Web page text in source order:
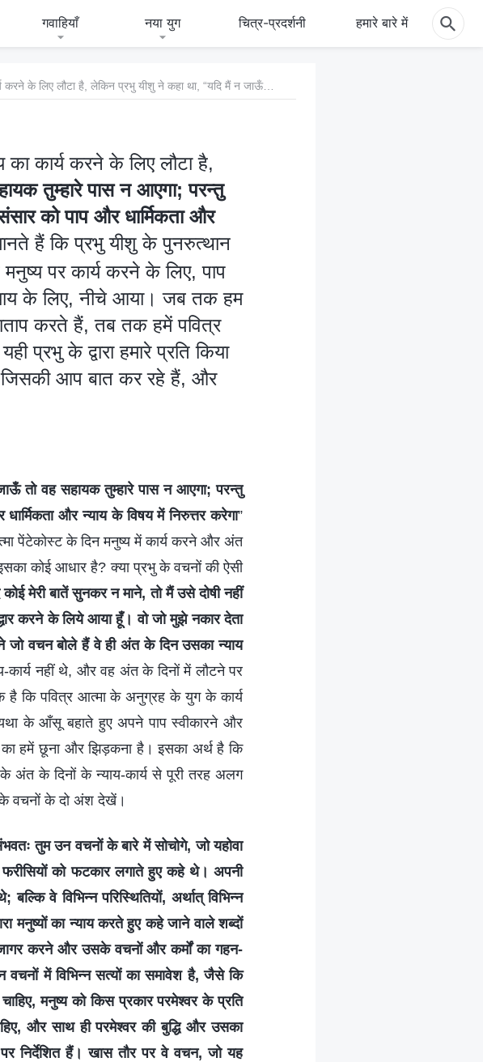
गवाहियाँ नया युग चित्र-प्रदर्शनी हमारे बारे में
5. आप गवाही देते हैं कि प्रभु अंतिम दिनों के न्याय का कार्य करने के लिए लौटा है, लेकिन प्रभु यीशु ने कहा था, “यदि मैं न जाऊँ तो वह सहायक तुम्हारे पास न आएगा; परन्तु यदि मैं जाऊँगा, तो उसे तुम्हारे पास भेजूँगा। वह आकर संसार को पाप और धार्मिकता और न्याय के विषय में निरुत्तर करेगा” (यूहन्ना 16:7-8)। हम मानते हैं कि प्रभु यीशु के पुनरुत्थान और आरोहण के बाद, पवित्र आत्मा पिन्तेकुस्त के दौरान मनुष्य पर कार्य करने के लिए, पाप की दुनिया को फटकारने के लिए, और धार्मिकता तथा न्याय के लिए, नीचे आया। जब तक हम अपने पापों को स्वीकार करते हैं और प्रभु के प्रति पश्चाताप करते हैं, तब तक हमें पवित्र आत्मा द्वारा तिरस्कृत और अनुशासित किया जाएगा, और यही प्रभु के द्वारा हमारे प्रति किया गया न्याय है। तो आखिर, अंतिम दिनों के न्याय के कार्य जिसकी आप बात कर रहे हैं, और प्रभु यीशु के कार्य के बीच क्या अंतर है?
कार्य करने के लिए लौटा है,
तुम्हारे पास न आएगा; परन्तु
को पाप और धार्मिकता और
हैं कि प्रभु यीशु के पुनरुत्थान
पर कार्य करने के लिए, पाप
के लिए, नीचे आया। जब तक हम
करते हैं, तब तक हमें पवित्र
प्रभु के द्वारा हमारे प्रति किया
जिसकी आप बात कर रहे हैं, और
तो वह सहायक तुम्हारे पास न आएगा; परन्तु
और न्याय के विषय में निरुत्तर करेगा”
पेंटेकोस्ट के दिन मनुष्य में कार्य करने और अंत
कोई आधार है? क्या प्रभु के वचनों की ऐसी
कोई मेरी बातें सुनकर न माने, तो मैं उसे दोषी नहीं
करने के लिये आया हूँ। वो जो मुझे नकार देता
जो वचन बोले हैं वे ही अंत के दिन उसका न्याय
कार्य नहीं थे, और वह अंत के दिनों में लौटने पर
है कि पवित्र आत्मा के अनुग्रह के युग के कार्य
के आँसू बहाते हुए अपने पाप स्वीकारने और
हमें छूना और झिड़कना है। इसका अर्थ है कि
अंत के दिनों के न्याय-कार्य से पूरी तरह अलग
के वचनों के दो अंश देखें।
तुम उन वचनों के बारे में सोचोगे, जो यहोवा
को फटकार लगाते हुए कहे थे। अपनी
वे विभिन्न परिस्थितियों, अर्थात् विभिन्न
मनुष्यों का न्याय करते हुए कहे जाने वाले शब्दों
करने और उसके वचनों और कर्मों का गहन-
वचनों में विभिन्न सत्यों का समावेश है, जैसे कि
मनुष्य को किस प्रकार परमेश्वर के प्रति
और साथ ही परमेश्वर की बुद्धि और उसका
निर्देशित हैं। खास तौर पर वे वचन, जो यह